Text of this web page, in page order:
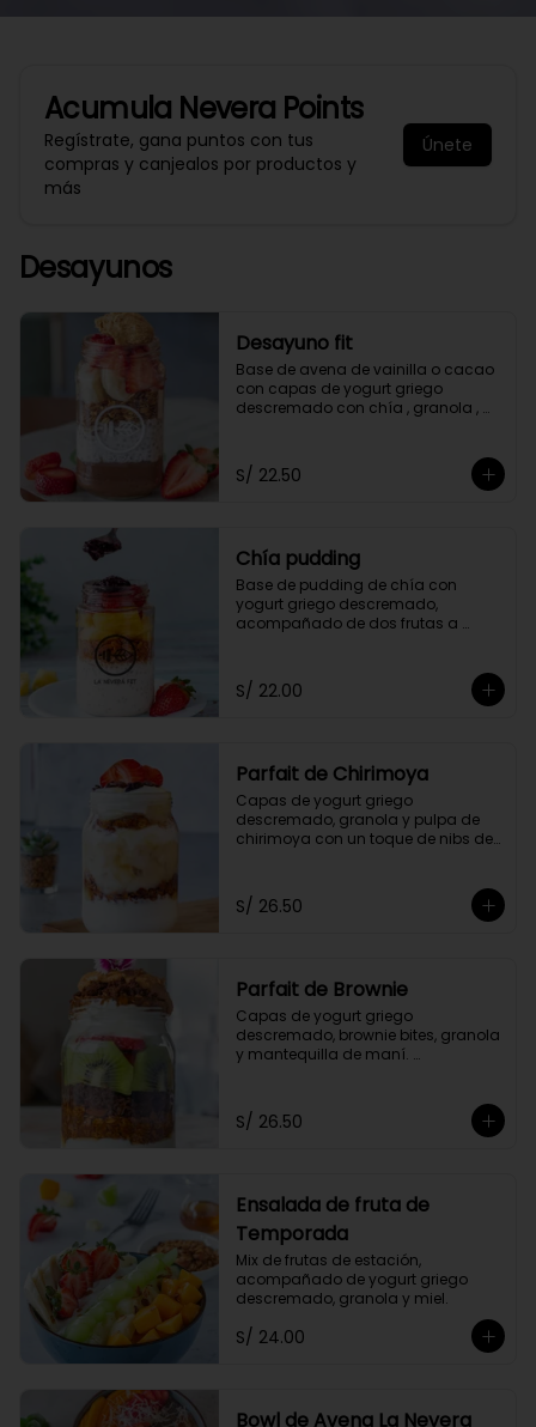
Acumula Nevera Points
Regístrate, gana puntos con tus
compras y canjealos por productos y
más
Únete
Desayunos
Desayuno fit
Base de avena de vainilla o cacao
con capas de yogurt griego
descremado con chía , granola ,
S/ 22.50
Chía pudding
Base de pudding de chía con
yogurt griego descremado,
acompañado de dos frutas a
S/ 22.00
Parfait de Chirimoya
Capas de yogurt griego
descremado, granola y pulpa de
chirimoya con un toque de nibs de
S/ 26.50
Parfait de Brownie
Capas de yogurt griego
descremado, brownie bites, granola
y mantequilla de maní.
S/ 26.50
Ensalada de fruta de
Temporada
Mix de frutas de estación,
acompañado de yogurt griego
descremado, granola y miel.
S/ 24.00
Bowl de Avena La Nevera